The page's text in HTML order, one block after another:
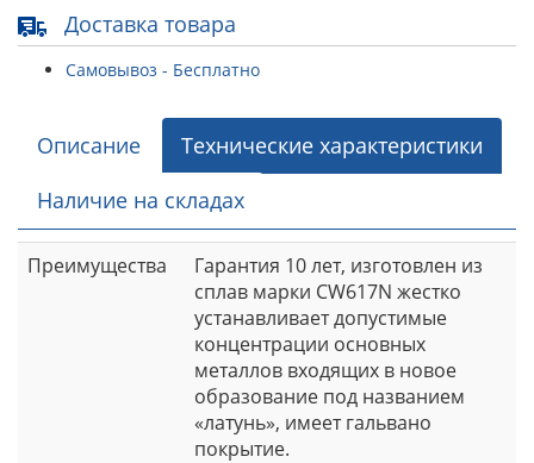
Доставка товара
Самовывоз - Бесплатно
Описание
Технические характеристики
Наличие на складах
Преимущества
Гарантия 10 лет, изготовлен из
сплав марки CW617N жестко
устанавливает допустимые
концентрации основных
металлов входящих в новое
образование под названием
«латунь», имеет гальвано
покрытие.